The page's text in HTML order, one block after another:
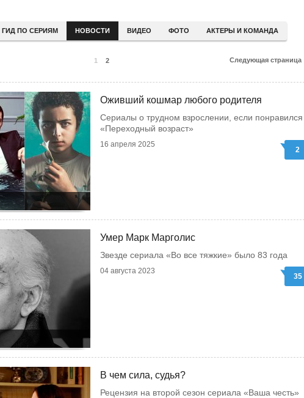
ГИД ПО СЕРИЯМ НОВОСТИ ВИДЕО ФОТО АКТЕРЫ И КОМАНДА
1 2 Следующая страница
Оживший кошмар любого родителя
Сериалы о трудном взрослении, если понравился
«Переходный возраст»
16 апреля 2025
2
Умер Марк Марголис
Звезде сериала «Во все тяжкие» было 83 года
04 августа 2023
35
В чем сила, судья?
Рецензия на второй сезон сериала «Ваша честь»